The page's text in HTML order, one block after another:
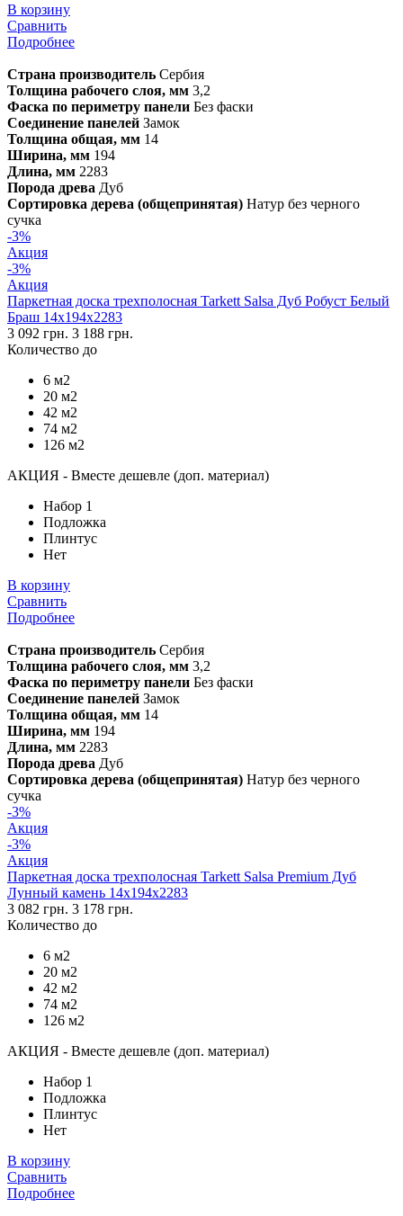
В корзину
Сравнить
Подробнее
Страна производитель Сербия
Толщина рабочего слоя, мм 3,2
Фаска по периметру панели Без фаски
Соединение панелей Замок
Толщина общая, мм 14
Ширина, мм 194
Длина, мм 2283
Порода древа Дуб
Сортировка дерева (общепринятая) Натур без черного
сучка
-3%
Акция
-3%
Акция
Паркетная доска трехполосная Tarkett Salsa Дуб Робуст Белый
Браш 14х194х2283
3 092 грн. 3 188 грн.
Количество до
6 м2
20 м2
42 м2
74 м2
126 м2
АКЦИЯ - Вместе дешевле (доп. материал)
Набор 1
Подложка
Плинтус
Нет
В корзину
Сравнить
Подробнее
Страна производитель Сербия
Толщина рабочего слоя, мм 3,2
Фаска по периметру панели Без фаски
Соединение панелей Замок
Толщина общая, мм 14
Ширина, мм 194
Длина, мм 2283
Порода древа Дуб
Сортировка дерева (общепринятая) Натур без черного
сучка
-3%
Акция
-3%
Акция
Паркетная доска трехполосная Tarkett Salsa Premium Дуб
Лунный камень 14х194х2283
3 082 грн. 3 178 грн.
Количество до
6 м2
20 м2
42 м2
74 м2
126 м2
АКЦИЯ - Вместе дешевле (доп. материал)
Набор 1
Подложка
Плинтус
Нет
В корзину
Сравнить
Подробнее